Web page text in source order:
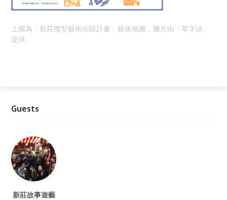
上圖為「新莊微型藝術街區計畫」藝術地圖，圖片由「草字頭」
提供。
Guests
新莊故事遊藝